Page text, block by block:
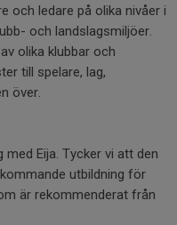
och ledare på olika nivåer i
och landslagsmiljöer.
olika klubbar och
till spelare, lag,
över.
Eija. Tycker vi att den
utbildning för
är rekommenderat från